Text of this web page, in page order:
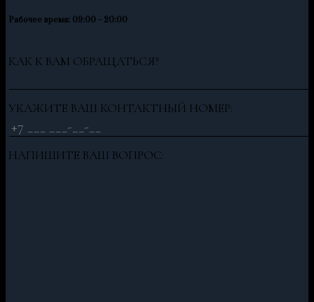
Рабочее время: 09:00 - 20:00
КАК К ВАМ ОБРАЩАТЬСЯ?
УКАЖИТЕ ВАШ КОНТАКТНЫЙ НОМЕР:
НАПИШИТЕ ВАШ ВОПРОС: